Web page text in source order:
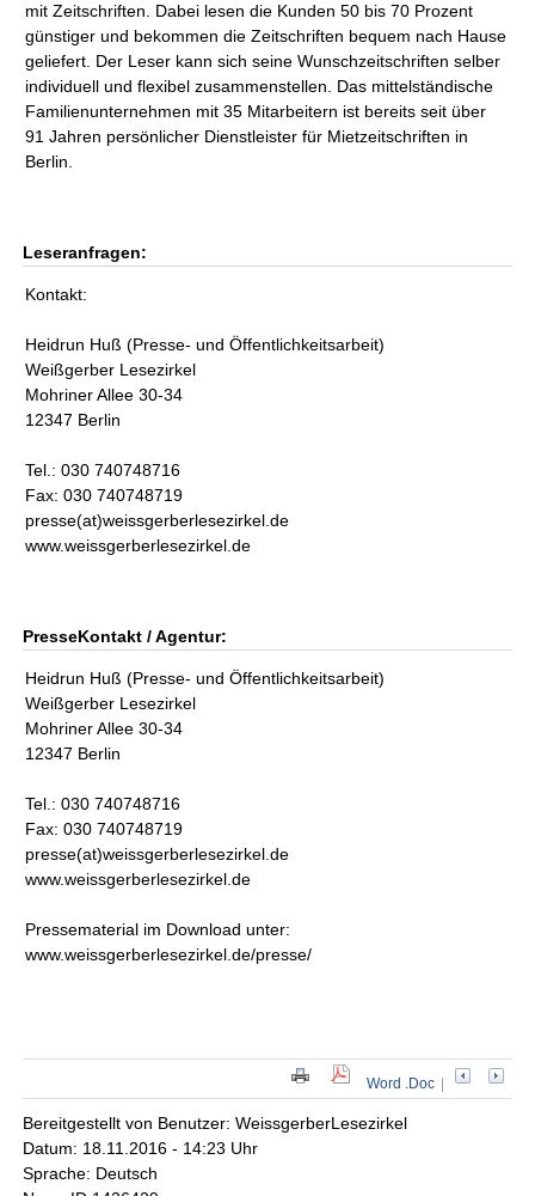
mit Zeitschriften. Dabei lesen die Kunden 50 bis 70 Prozent
günstiger und bekommen die Zeitschriften bequem nach Hause
geliefert. Der Leser kann sich seine Wunschzeitschriften selber
individuell und flexibel zusammenstellen. Das mittelständische
Familienunternehmen mit 35 Mitarbeitern ist bereits seit über
91 Jahren persönlicher Dienstleister für Mietzeitschriften in
Berlin.
Leseranfragen:
Kontakt:
Heidrun Huß (Presse- und Öffentlichkeitsarbeit)
Weißgerber Lesezirkel
Mohriner Allee 30-34
12347 Berlin
Tel.: 030 740748716
Fax: 030 740748719
presse(at)weissgerberlesezirkel.de
www.weissgerberlesezirkel.de
PresseKontakt / Agentur:
Heidrun Huß (Presse- und Öffentlichkeitsarbeit)
Weißgerber Lesezirkel
Mohriner Allee 30-34
12347 Berlin
Tel.: 030 740748716
Fax: 030 740748719
presse(at)weissgerberlesezirkel.de
www.weissgerberlesezirkel.de
Pressematerial im Download unter:
www.weissgerberlesezirkel.de/presse/
Word .Doc
Bereitgestellt von Benutzer: WeissgerberLesezirkel
Datum: 18.11.2016 - 14:23 Uhr
Sprache: Deutsch